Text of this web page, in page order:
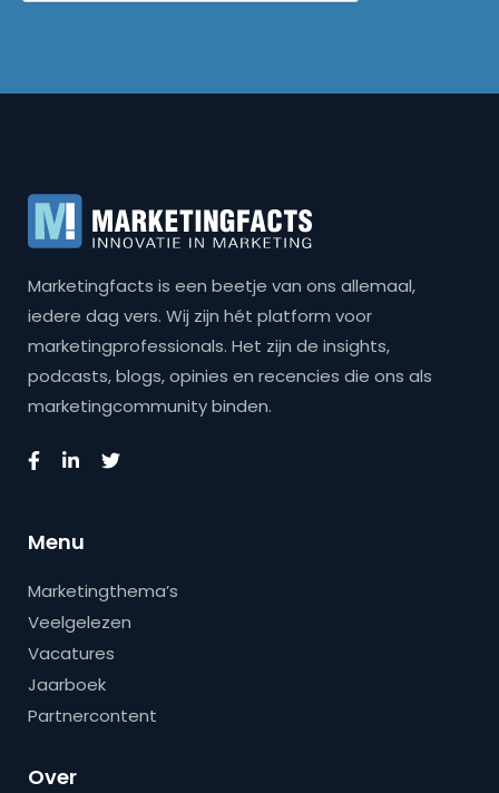
Marketingfacts is een beetje van ons allemaal,
iedere dag vers. Wij zijn hét platform voor
marketingprofessionals. Het zijn de insights,
podcasts, blogs, opinies en recencies die ons als
marketingcommunity binden.
Menu
Marketingthema’s
Veelgelezen
Vacatures
Jaarboek
Partnercontent
Over